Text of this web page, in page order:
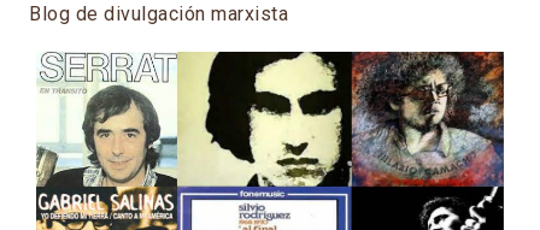
Blog de divulgación marxista